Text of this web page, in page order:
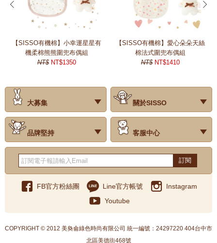
【SISSO有機棉】小幸運星星有
機柔棉熊熊圍兜布偶組
NT$ NT$1350
【SISSO有機棉】愛心朵朵天絲
棉法式圍兜布偶組
NT$ NT$1410
prev next
大募集
‧試用評價
關於SISSO
‧公司簡介
‧品牌故事
‧會員辨法
‧最新消息
‧門市據點
‧公益捐款
品牌堅持
‧關於有機棉
‧有機棉製品洗滌方式
‧Baby搭配小常識
‧品牌堅持
‧國際認證
客服中心
‧常見問題
‧客服信箱
‧購物說明
‧訂單查詢
‧網站導覽
‧得獎名單
‧隱私權聲明
‧版權聲明
‧海外配送服務
‧反詐騙宣導
‧紅利點數說明
訂閱
FB官方粉絲團 Line官方帳號
Instagram
Youtube
COPYRIGHT © 2012 美奐侖綠色時尚有限公司 統一編號：24297220 404台中市
北區美德街468號